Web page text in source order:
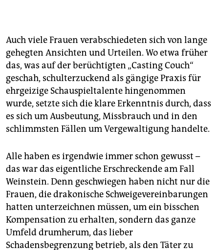
Auch viele Frauen verabschiedeten sich von lange
gehegten Ansichten und Urteilen. Wo etwa früher
das, was auf der berüchtigten „Casting Couch“
geschah, schulterzuckend als gängige Praxis für
ehrgeizige Schauspieltalente hingenommen
wurde, setzte sich die klare Erkenntnis durch, dass
es sich um Ausbeutung, Missbrauch und in den
schlimmsten Fällen um Vergewaltigung handelte.
Alle haben es irgendwie immer schon gewusst –
das war das eigentliche Erschreckende am Fall
Weinstein. Denn geschwiegen haben nicht nur die
Frauen, die drakonische Schweigevereinbarungen
hatten unterzeichnen müssen, um ein bisschen
Kompensation zu erhalten, sondern das ganze
Umfeld drumherum, das lieber
Schadensbegrenzung betrieb, als den Täter zu